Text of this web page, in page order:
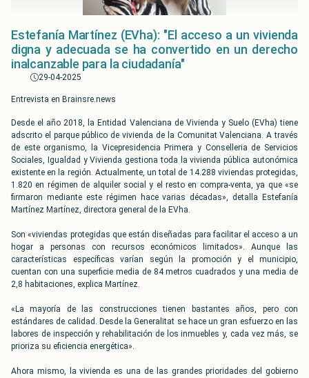
Estefanía Martínez (EVha): "El acceso a un vivienda
digna y adecuada se ha convertido en un derecho
inalcanzable para la ciudadanía"
29-04-2025
Entrevista en Brainsre.news
Desde el año 2018, la Entidad Valenciana de Vivienda y Suelo (EVha) tiene
adscrito el parque público de vivienda de la Comunitat Valenciana. A través
de este organismo, la Vicepresidencia Primera y Conselleria de Servicios
Sociales, Igualdad y Vivienda gestiona toda la vivienda pública autonómica
existente en la región. Actualmente, un total de 14.288 viviendas protegidas,
1.820 en régimen de alquiler social y el resto en compra-venta, ya que «se
firmaron mediante este régimen hace varias décadas», detalla Estefanía
Martínez Martínez, directora general de la EVha.
Son «viviendas protegidas que están diseñadas para facilitar el acceso a un
hogar a personas con recursos económicos limitados». Aunque las
características específicas varían según la promoción y el municipio,
cuentan con una superficie media de 84 metros cuadrados y una media de
2,8 habitaciones, explica Martínez.
«La mayoría de las construcciones tienen bastantes años, pero con
estándares de calidad. Desde la Generalitat se hace un gran esfuerzo en las
labores de inspección y rehabilitación de los inmuebles y, cada vez más, se
prioriza su eficiencia energética».
Ahora mismo, la vivienda es una de las grandes prioridades del gobierno